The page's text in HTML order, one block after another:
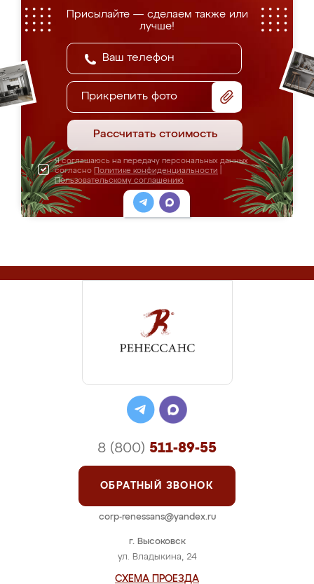
Присылайте — сделаем также или
лучше!
Прикрепить фото
Рассчитать стоимость
Я соглашаюсь на передачу персональных данных
согласно Политике конфиденциальности
Пользовательскому соглашению
г. Высоковск
ул. Владыкина, 24
СХЕМА ПРОЕЗДА
8 (800) 511-89-55
ОБРАТНЫЙ ЗВОНОК
corp-renessans@yandex.ru